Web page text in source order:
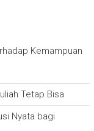
Kemampuan
Tetap Bisa
Nyata bagi